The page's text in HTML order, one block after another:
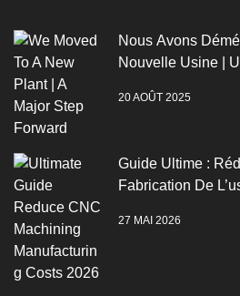
Nous Avons
Nouvelle Usine |
20 AOÛT 2025
Guide Ultime :
Fabrication De
27 MAI 2026